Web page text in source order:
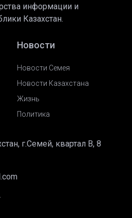
информации и
Казахстан.
Новости
Новости Семея
Новости Казахстана
Жизнь
Политика
г.Семей, квартал В, 8